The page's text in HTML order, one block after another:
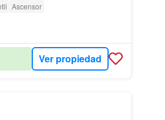
Ascensor
Ver propiedad